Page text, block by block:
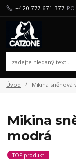
+420 777 671 377
Úvod Mikina sněhová
Mikina
modrá
TOP produkt